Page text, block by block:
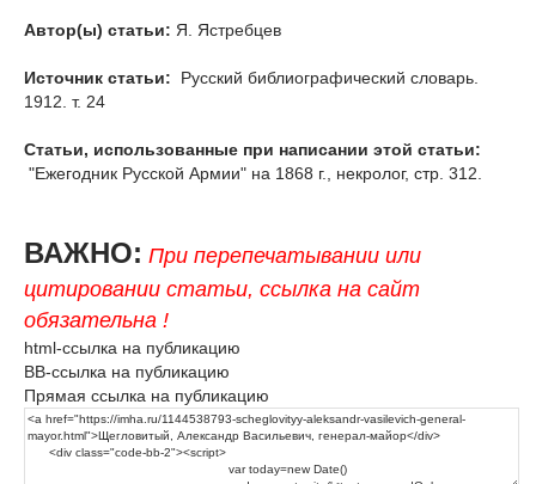
Автор(ы) статьи: Я. Ястребцев
Источник статьи:
Русский библиографический словарь.
1912. т. 24
Статьи, использованные при написании этой статьи:
"Ежегодник Русской Армии" на 1868 г., некролог, стр. 312.
ВАЖНО: При перепечатывании или
цитировании статьи, ссылка на сайт
обязательна !
html-ссылка на публикацию
BB-ссылка на публикацию
Прямая ссылка на публикацию